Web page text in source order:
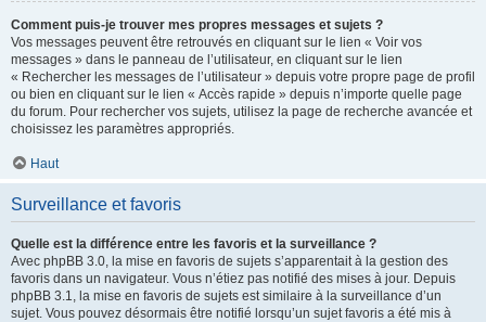
Comment puis-je trouver mes propres messages et sujets ?
Vos messages peuvent être retrouvés en cliquant sur le lien « Voir vos
messages » dans le panneau de l’utilisateur, en cliquant sur le lien
« Rechercher les messages de l’utilisateur » depuis votre propre page de profil
ou bien en cliquant sur le lien « Accès rapide » depuis n’importe quelle page
du forum. Pour rechercher vos sujets, utilisez la page de recherche avancée et
choisissez les paramètres appropriés.
Haut
Surveillance et favoris
Quelle est la différence entre les favoris et la surveillance ?
Avec phpBB 3.0, la mise en favoris de sujets s’apparentait à la gestion des
favoris dans un navigateur. Vous n’étiez pas notifié des mises à jour. Depuis
phpBB 3.1, la mise en favoris de sujets est similaire à la surveillance d’un
sujet. Vous pouvez désormais être notifié lorsqu’un sujet favoris a été mis à